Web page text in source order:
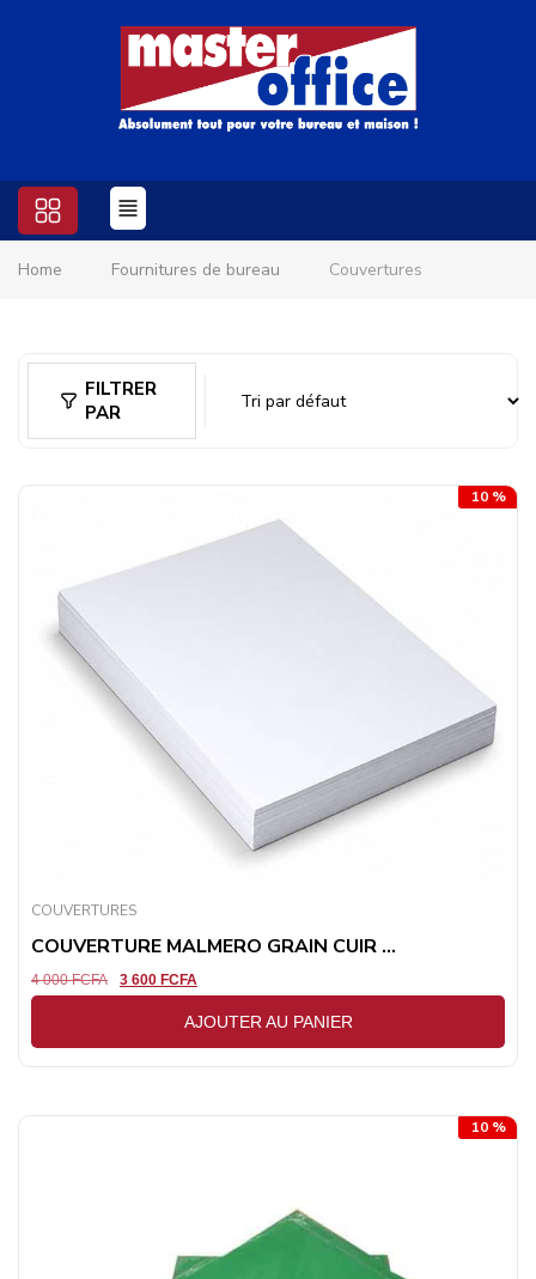
Home Fournitures de bureau Couvertures
FILTRER
PAR
10 %
COUVERTURES
COUVERTURE MALMERO GRAIN CUIR ...
4 000FCFA 3 600 FCFA
AJOUTER AU PANIER
10 %